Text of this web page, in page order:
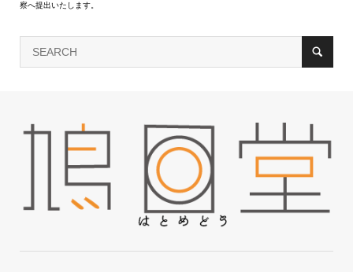
察へ提出いたします。